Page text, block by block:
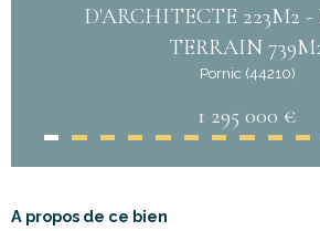
D'ARCHITECTE 223M2 -
TERRAIN
Pornic (44210)
1 295 000 €
A propos de ce bien